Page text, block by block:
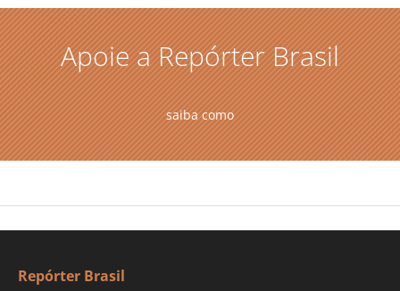
Apoie a Repórter Brasil
saiba como
Repórter Brasil